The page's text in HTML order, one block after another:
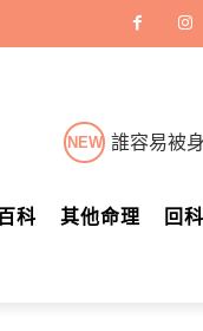
NEW 誰容易被
科 其他命理 回